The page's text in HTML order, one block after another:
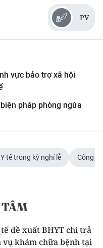
PV
vực bảo trợ xã hội
pháp phòng ngừa
Y tế trong kỳ nghỉ lễ Công
TÂM
đề xuất BHYT chi trả
vụ khám chữa bệnh tại